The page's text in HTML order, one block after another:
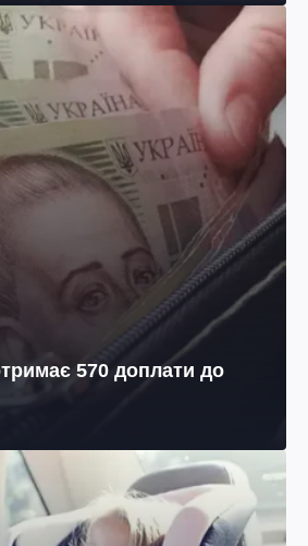
570 доплати до